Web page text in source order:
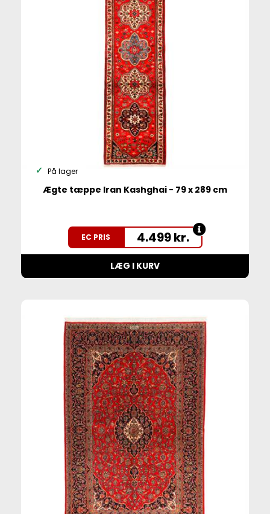
På lager
Ægte tæppe Iran Kashghai - 79 x 289 cm
EC PRIS 4.499kr.
LÆG I KURV